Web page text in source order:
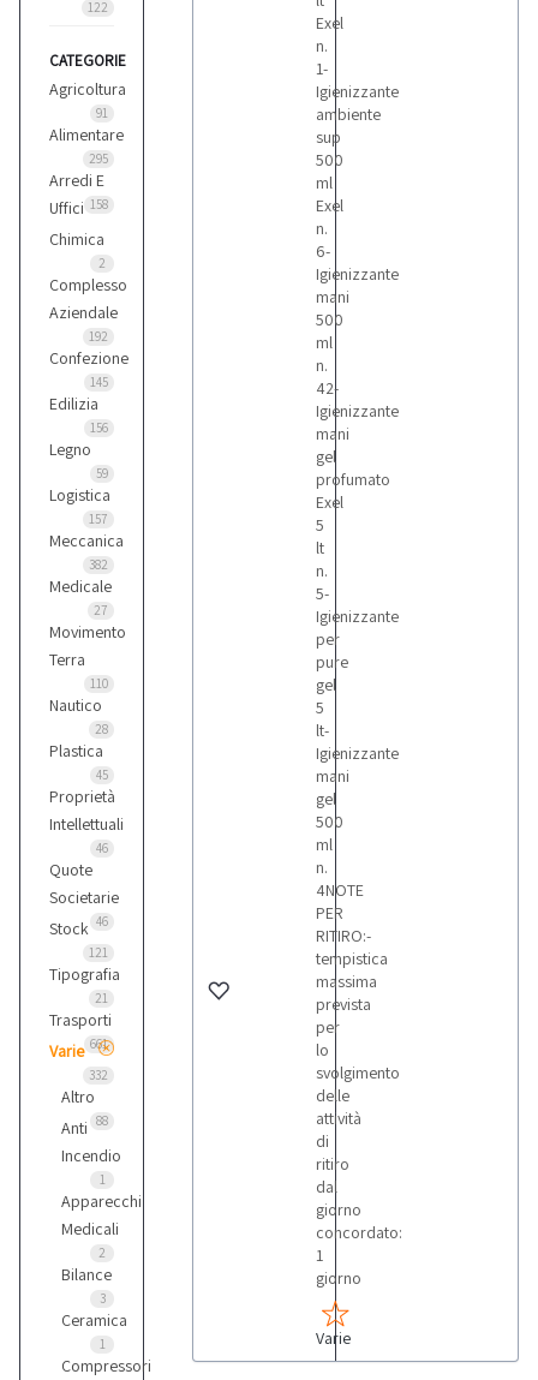
122
CATEGORIE
Agricoltura
91
Alimentare
295
Arredi E
Uffici 158
Chimica
2
Complesso
Aziendale
192
Confezione
145
Edilizia
156
Legno
59
Logistica
157
Meccanica
382
Medicale
27
Movimento
Terra
110
Nautico
28
Plastica
45
Proprietà
Intellettuali
46
Quote
Societarie
46
Stock
121
Tipografia
21
Trasporti
661
Varie
332
Altro
88
Anti
Incendio
1
Apparecchi
Medicali
2
Bilance
3
Ceramica
1
Compressori
Exel
n.
1-
Igienizzante
ambiente
sup
500
ml
Exel
n.
6-
Igienizzante
mani
500
ml
n.
42-
Igienizzante
mani
gel
profumato
Exel
5
lt
n.
5-
Igienizzante
per
pure
gel
5
lt-
Igienizzante
mani
gel
500
ml
n.
4NOTE
PER
RITIRO:-
tempistica
massima
prevista
per
lo
svolgimento
delle
attività
di
ritiro
dal
giorno
concordato:
1
giorno
Varie